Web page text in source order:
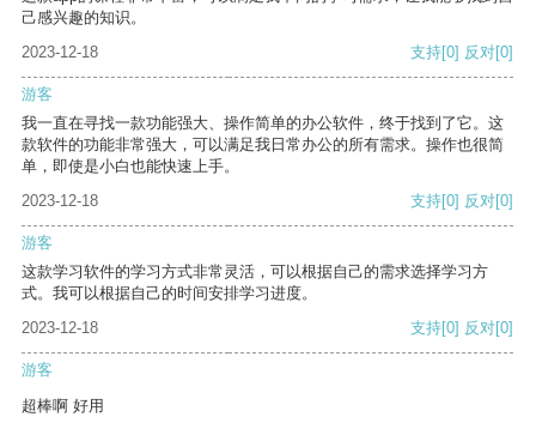
己感兴趣的知识。
2023-12-18
支持[0] 反对[0]
游客
我一直在寻找一款功能强大、操作简单的办公软件，终于找到了它。这
款软件的功能非常强大，可以满足我日常办公的所有需求。操作也很简
单，即使是小白也能快速上手。
2023-12-18
支持[0] 反对[0]
游客
这款学习软件的学习方式非常灵活，可以根据自己的需求选择学习方
式。我可以根据自己的时间安排学习进度。
2023-12-18
支持[0] 反对[0]
游客
超棒啊 好用